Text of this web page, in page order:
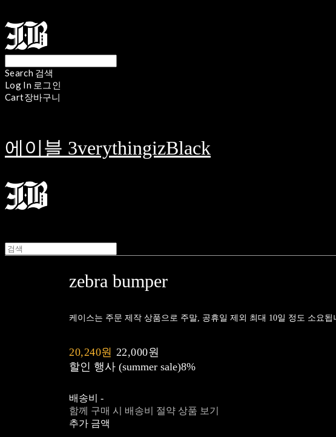
Search 검색
Log In 로그인
Cart장바구니
에이블 3verythingizBlack
zebra bumper
케이스는 주문 제작 상품으로 주말, 공휴일 제외 최대 10일 정도 소요됩
20,240원 22,000원
할인 행사 (summer sale)8%
배송비-
함께 구매 시 배송비 절약 상품 보기
추가 금액